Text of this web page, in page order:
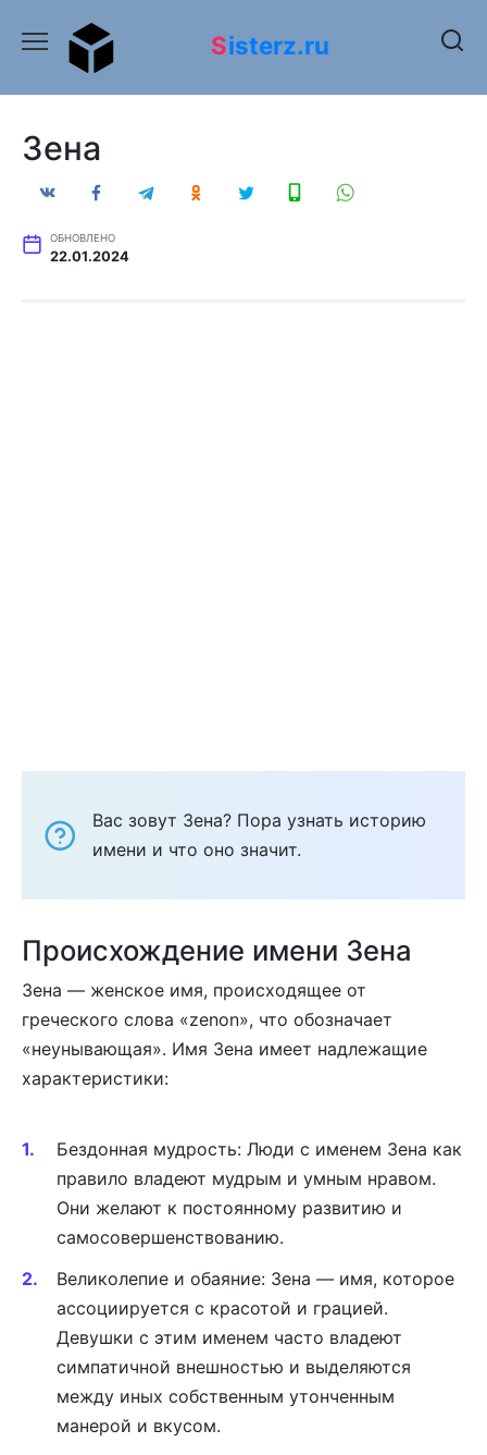
содержанию
Sisterz.ru
Зена
ОБНОВЛЕНО
22.01.2024
Вас зовут Зена? Пора узнать историю
имени и что оно значит.
Происхождение имени Зена
Зена — женское имя, происходящее от
греческого слова «zenon», что обозначает
«неунывающая». Имя Зена имеет надлежащие
характеристики:
Бездонная мудрость: Люди с именем Зена как
правило владеют мудрым и умным нравом.
Они желают к постоянному развитию и
самосовершенствованию.
Великолепие и обаяние: Зена — имя, которое
ассоциируется с красотой и грацией.
Девушки с этим именем часто владеют
симпатичной внешностью и выделяются
между иных собственным утонченным
манерой и вкусом.